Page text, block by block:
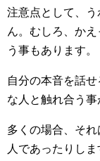
注意点として、
ん。むしろ、か
う事もあります。
自分の本音を話
な人と触れ合う事
多くの場合、そ
人であったりし